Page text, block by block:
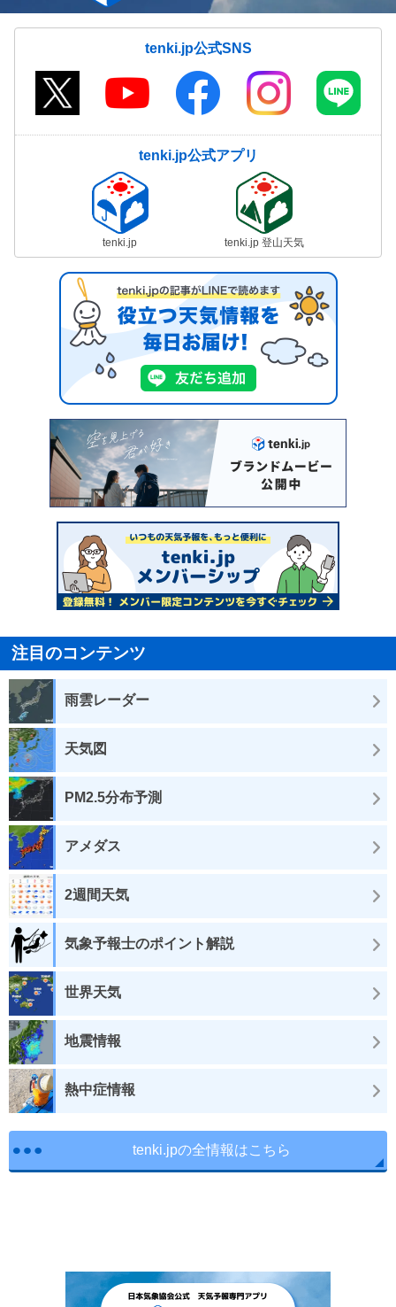
tenki.jp公式SNS
tenki.jp公式アプリ
tenki.jp tenki.jp 登山天気
注目のコンテンツ
雨雲レーダー
天気図
PM2.5分布予測
アメダス
2週間天気
気象予報士のポイント解説
世界天気
地震情報
熱中症情報
tenki.jpの全情報はこちら